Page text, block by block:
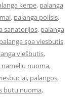
kerpe, palanga
, palanga poilsis,
sanatorijos, palanga
palanga spa viesbutis,
viešbutis,
nameliu nuoma,
, palangos,
butu nuoma,